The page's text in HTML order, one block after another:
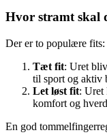
Hvor stramt skal
Der er to populære fits:
Tæt fit: Uret
til sport og aktiv
Let løst fit: Uret
komfort og
En god